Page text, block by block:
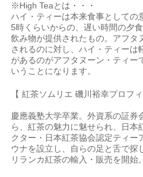
※High Teaとは・・・
ハイ・ティーは本来食事としての
5時くらいからの、遅い時間の夕
飲み物が提供されたもの。アフタ
されるのに対し、ハイ・ティーは
があるのがアフタヌーン・ティー
いうことになります。
【 紅茶ソムリエ 磯川裕幸プロフィ
慶應義塾大学卒業。外資系の証券
ら、紅茶の魅力に魅せられ、日本
クター・日本紅茶協会認定ティー
ウナを設立し、自らの足と舌で探
リランカ紅茶の輸入・販売を開始。